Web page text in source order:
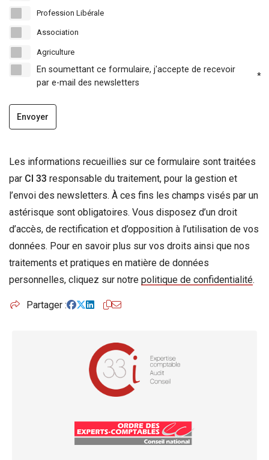
Profession Libérale
Association
Agriculture
En soumettant ce formulaire, j'accepte de recevoir
par e-mail des newsletters
*
Envoyer
Les informations recueillies sur ce formulaire sont traitées
par CI 33 responsable du traitement, pour la gestion et
l’envoi des newsletters. À ces fins les champs visés par un
astérisque sont obligatoires. Vous disposez d’un droit
d’accès, de rectification et d’opposition à l’utilisation de vos
données. Pour en savoir plus sur vos droits ainsi que nos
traitements et pratiques en matière de données
personnelles, cliquez sur notre politique de confidentialité.
Partager